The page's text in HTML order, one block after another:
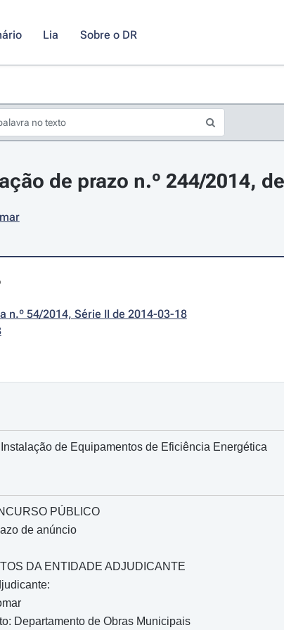
Lia Sobre o DR
de prazo n.º 244/2014,
n.º 54/2014, Série II de 2014-03-18
de Equipamentos de Eficiência Energética
PÚBLICO
de anúncio
DA ENTIDADE ADJUDICANTE
Departamento de Obras Municipais